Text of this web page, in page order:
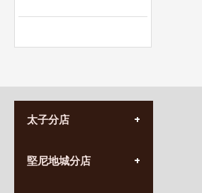
太子分店
營業時間:
堅尼地城分店